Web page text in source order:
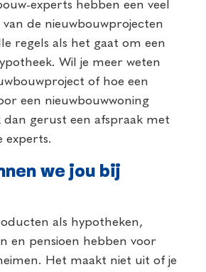
experts hebben een veel
van de nieuwbouwprojecten
regels als het gaat om een
Wil je meer weten
of hoe een
een nieuwbouwwoning
dan gerust een afspraak met
experts.
we jou bij
als hypotheken,
en pensioen hebben voor
Het maakt niet uit of je